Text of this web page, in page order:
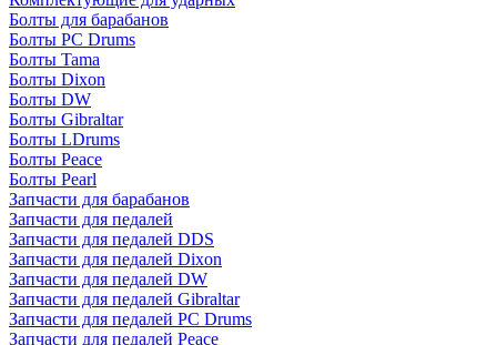
Болты для барабанов
Болты PC Drums
Болты Tama
Болты Dixon
Болты DW
Болты Gibraltar
Болты LDrums
Болты Peace
Болты Pearl
Запчасти для барабанов
Запчасти для педалей
Запчасти для педалей DDS
Запчасти для педалей Dixon
Запчасти для педалей DW
Запчасти для педалей Gibraltar
Запчасти для педалей PC Drums
Запчасти для педалей Peace